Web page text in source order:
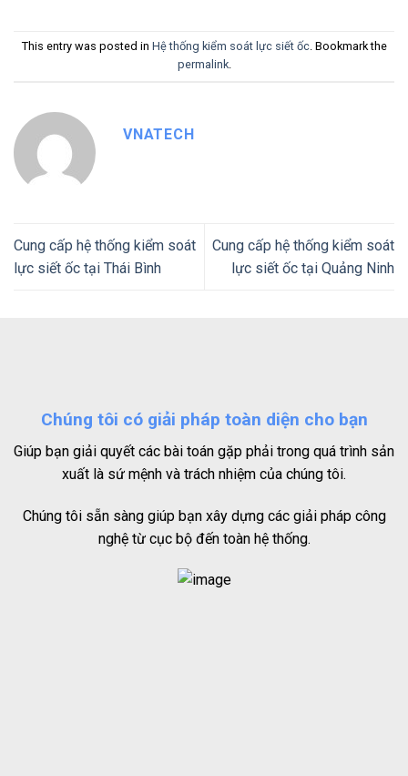
This entry was posted in Hệ thống kiểm soát lực siết ốc. Bookmark the
permalink.
VNATECH
Cung cấp hệ thống kiểm soát
lực siết ốc tại Thái Bình
Cung cấp hệ thống kiểm soát
lực siết ốc tại Quảng Ninh
Chúng tôi có giải pháp toàn diện cho bạn
Giúp bạn giải quyết các bài toán gặp phải trong quá trình sản
xuất là sứ mệnh và trách nhiệm của chúng tôi.
Chúng tôi sẵn sàng giúp bạn xây dựng các giải pháp công
nghệ từ cục bộ đến toàn hệ thống.